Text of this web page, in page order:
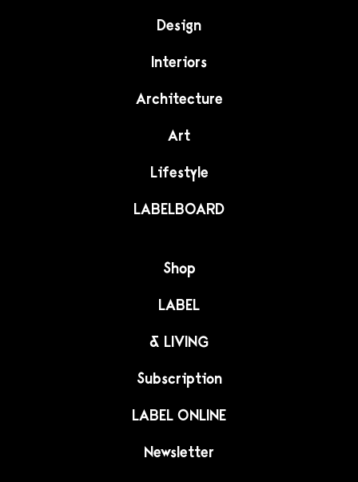
Design
Interiors
Architecture
Art
Lifestyle
LABELBOARD
Shop
LABEL
& LIVING
Subscription
LABEL ONLINE
Newsletter